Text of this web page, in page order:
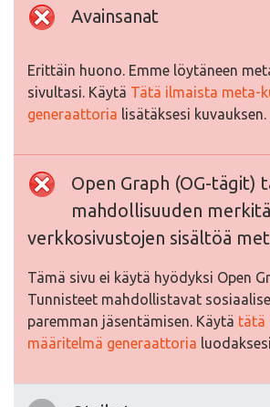
Avainsanat
Erittäin huono. Emme löytäneen
sivultasi. Käytä Tätä ilmaista meta-
generaattoria lisätäksesi kuvauksen.
Open Graph (OG-tägit)
mahdollisuuden merkitä
verkkosivustojen sisältöä
Tämä sivu ei käytä hyödyksi Open
Tunnisteet mahdollistavat
paremman jäsentämisen. Käytä tätä
määritelmä generaattoria